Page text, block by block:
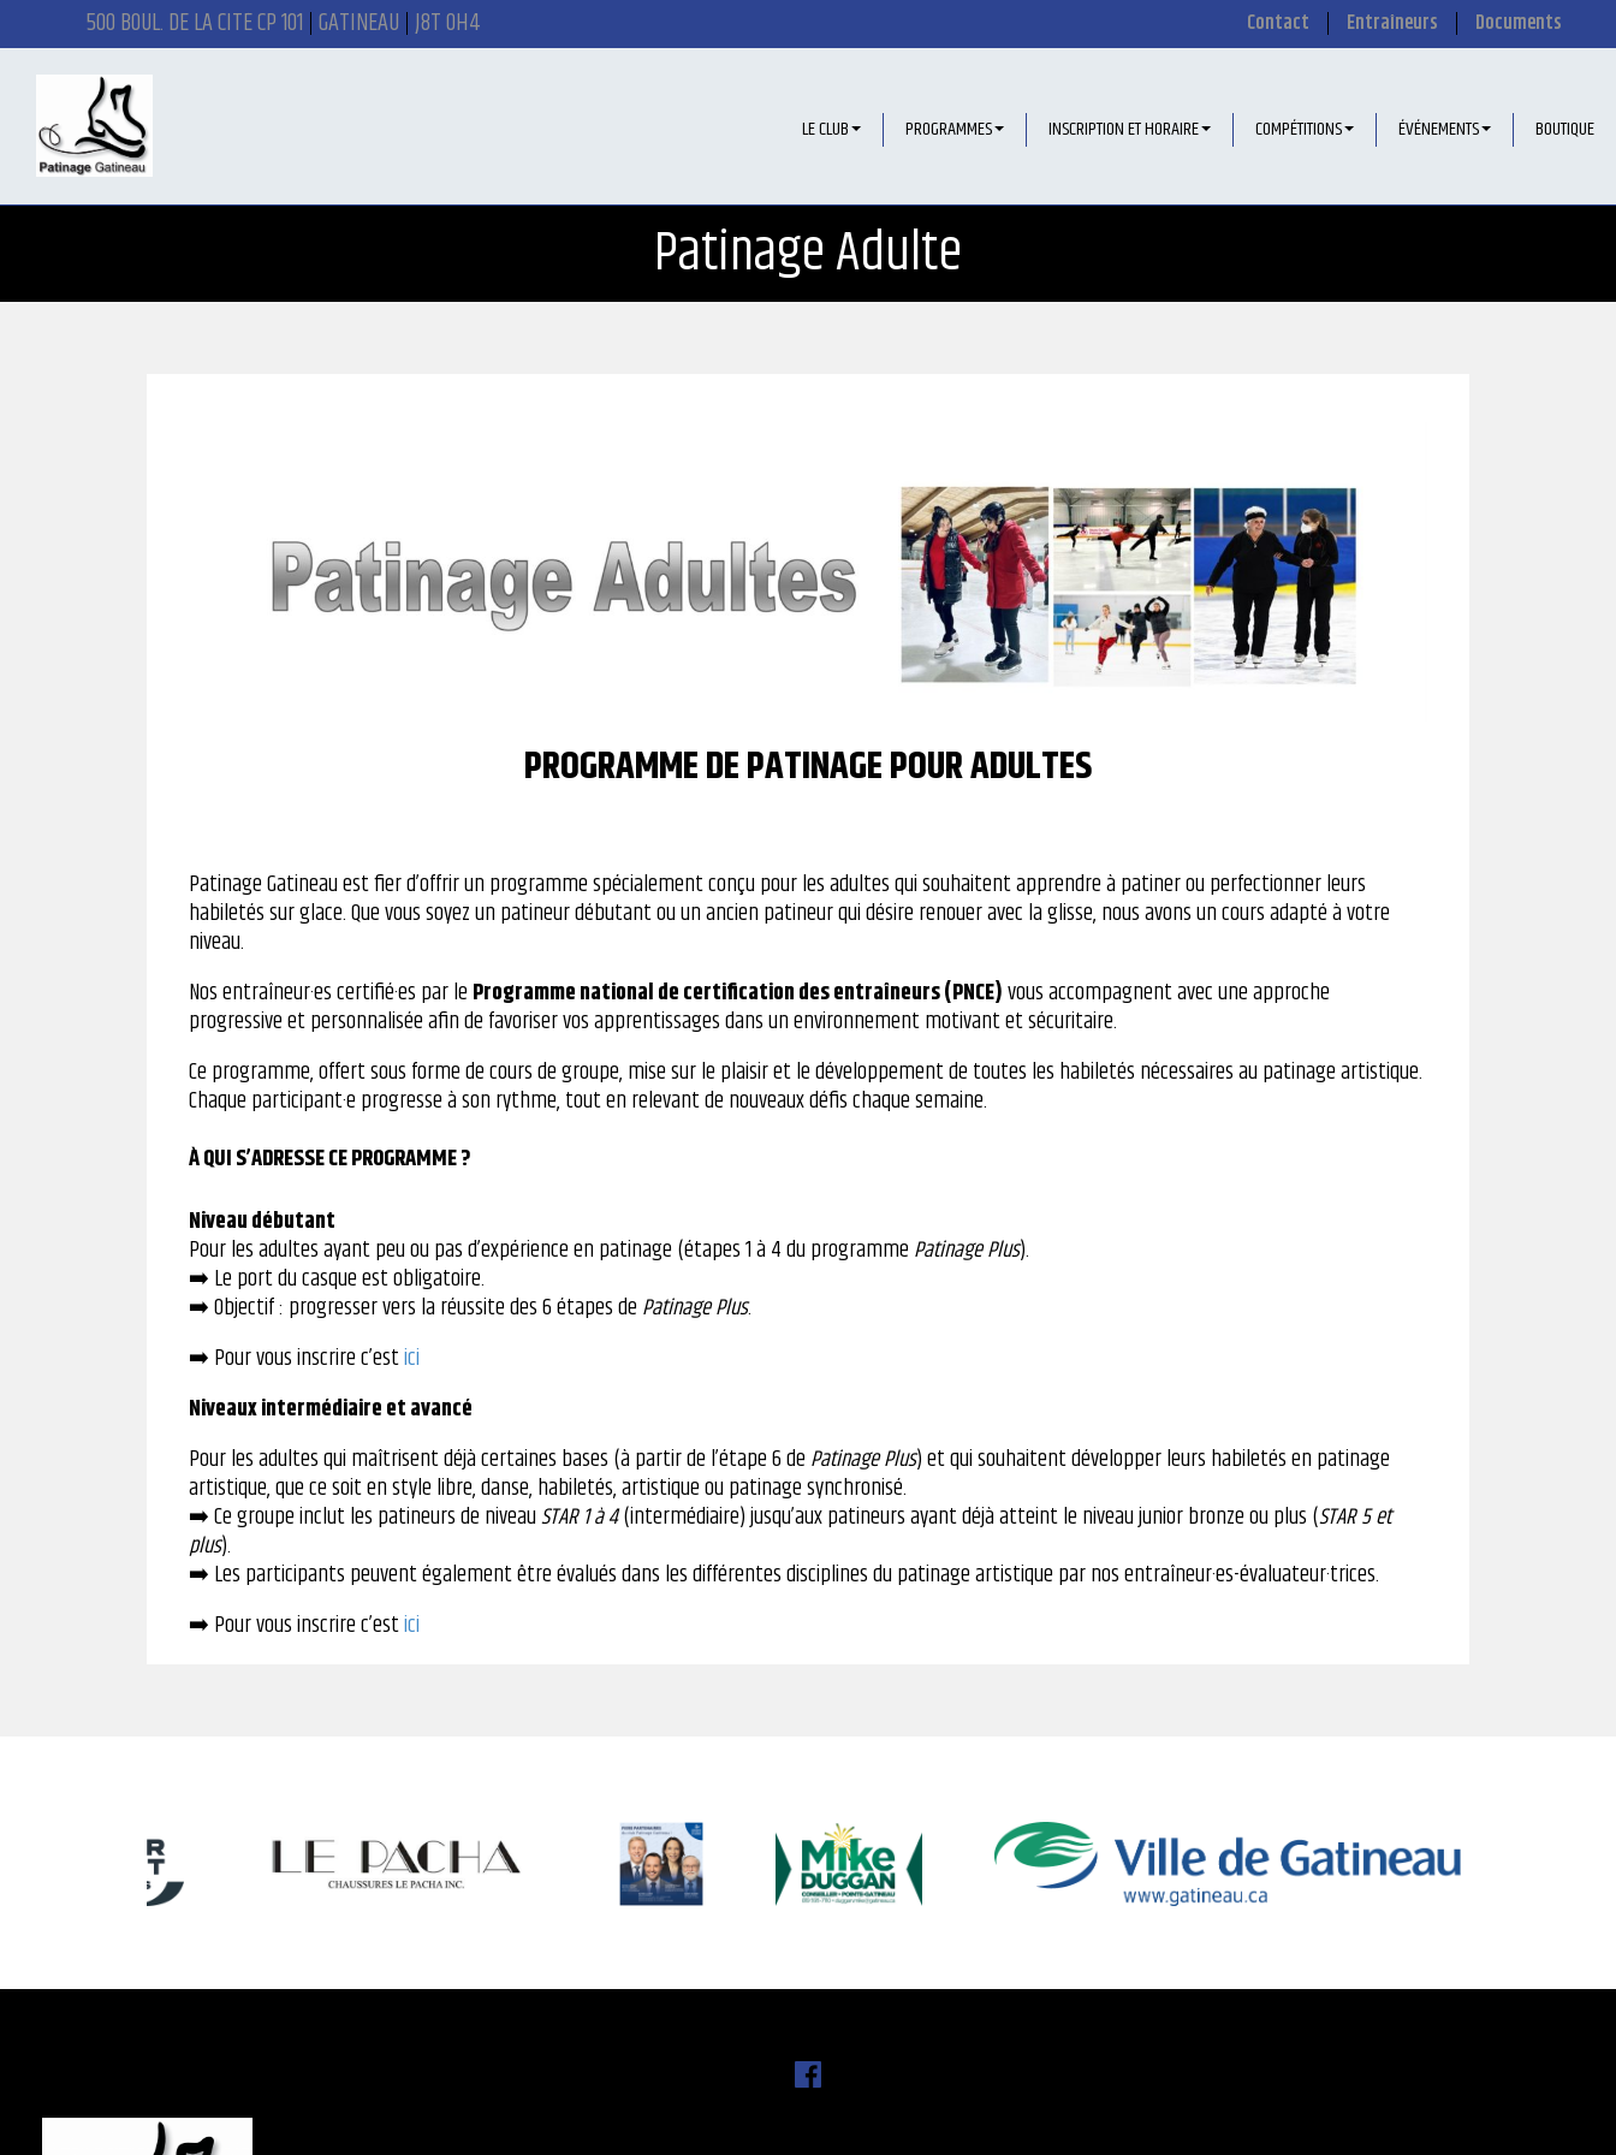
500 BOUL. DE LA CITÉ CP 101 GATINEAU J8T 0H4 Contact Entraîneurs Documents
LE CLUB PROGRAMMES INSCRIPTION ET HORAIRE COMPÉTITIONS ÉVÉNEMENTS BOUTIQUE
Patinage Adulte
PROGRAMME DE PATINAGE POUR ADULTES
Patinage Gatineau est fier d’offrir un programme spécialement conçu pour les adultes qui souhaitent apprendre à patiner ou perfectionner leurs
habiletés sur glace. Que vous soyez un patineur débutant ou un ancien patineur qui désire renouer avec la glisse, nous avons un cours adapté à votre
niveau.
Nos entraîneur·es certifié·es par le Programme national de certification des entraîneurs (PNCE)vous accompagnent avec une approche
progressive et personnalisée afin de favoriser vos apprentissages dans un environnement motivant et sécuritaire.
Ce programme, offert sous forme de cours de groupe, mise sur le plaisir et le développement de toutes les habiletés nécessaires au patinage artistique.
Chaque participant·e progresse à son rythme, tout en relevant de nouveaux défis chaque semaine.
À QUI S’ADRESSE CE PROGRAMME ?
Niveau débutant
Pour les adultes ayant peu ou pas d’expérience en patinage (étapes 1 à 4 du programme Patinage Plus).
➡️ Le port du casque est obligatoire.
➡️ Objectif : progresser vers la réussite des 6 étapes de Patinage Plus.
➡️ Pour vous inscrire c’estici
Niveaux intermédiaire et avancé
Pour les adultes qui maîtrisent déjà certaines bases (à partir de l’étape 6 de Patinage Plus) et qui souhaitent développer leurs habiletés en patinage
artistique, que ce soit en style libre, danse, habiletés, artistique ou patinage synchronisé.
➡️ Ce groupe inclut les patineurs de niveauSTAR 1 à 4(intermédiaire) jusqu’aux patineurs ayant déjà atteint le niveau junior bronze ou plus (STAR 5 et
plus).
➡️ Les participants peuvent également être évalués dans les différentes disciplines du patinage artistique par nos entraîneur·es-évaluateur·trices.
➡️ Pour vous inscrire c’estici